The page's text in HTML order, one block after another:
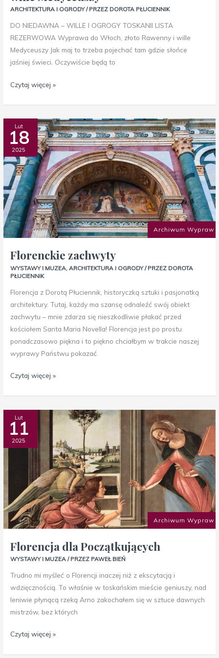
ARCHITEKTURA I OGRODY/ PRZEZ DOROTA PŁUCIENNIK
DO NIEDAWNA – WILLE I OGROGY TOSKANII LISTA
REZERWOWA Wyprawa do Włoch, złoto Rawenny i wille
Medyceuszy Jak maj to trzeba pojechać tam gdzie słońce
jaśniej świeci. Oczywiście będą to
Czytaj więcej »
Archiwum Wypraw
Lut
18
2025
Florenckie zachwyty
WYSTAWY I MUZEA,ARCHITEKTURA I OGRODY/ PRZEZ DOROTA
PŁUCIENNIK
Florencja z Dorotą Płuciennik, historyczką sztuki i pasjonatką
architektury. Tutaj, każdy ma szansę odnaleźć swój obiekt
zachwytu – mnie zdarza się nieszkodliwie płakać przed
kościołem Santa Maria Novella! Florencja jest po prostu
ponadczasowo piękna i to piękno chciałbym w trakcie naszej
wyprawy Państwu pokazać.
Florenckie
zachwyty
Czytaj więcej »
Archiwum Wypraw
Lut
11
2025
Florencja dla Początkujących
WYSTAWY I MUZEA / PRZEZ PAWEŁ BIEŃ
Trudno mi myśleć o Florencji inaczej niż z ekscytacją i
wdzięcznością. To właśnie w toskańskim mieście geniuszy, nad
leniwie płynącą rzeką Arno zakochałem się w sztuce dawnych
mistrzów, bez których
Florencja
dla
Początkujących
Czytaj więcej »